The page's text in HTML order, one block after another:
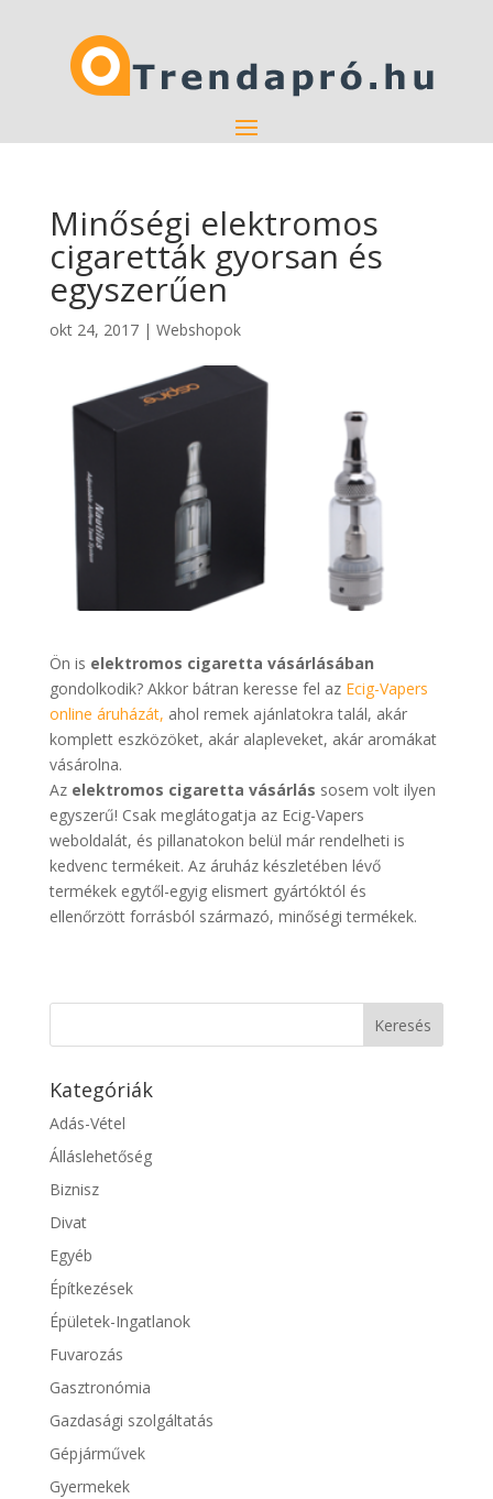
Minőségi elektromos
cigaretták gyorsan és
egyszerűen
okt 24, 2017| Webshopok
Ön is elektromos cigaretta vásárlásában
gondolkodik? Akkor bátran keresse fel az Ecig-Vapers
online áruházát, ahol remek ajánlatokra talál, akár
komplett eszközöket, akár alapleveket, akár aromákat
vásárolna.
Azelektromos cigaretta vásárlás sosem volt ilyen
egyszerű! Csak meglátogatja az Ecig-Vapers
weboldalát, és pillanatokon belül már rendelheti is
kedvenc termékeit. Az áruház készletében lévő
termékek egytől-egyig elismert gyártóktól és
ellenőrzött forrásból származó, minőségi termékek.
Kategóriák
Adás-Vétel
Álláslehetőség
Biznisz
Divat
Egyéb
Építkezések
Épületek-Ingatlanok
Fuvarozás
Gasztronómia
Gazdasági szolgáltatás
Gépjárművek
Gyermekek